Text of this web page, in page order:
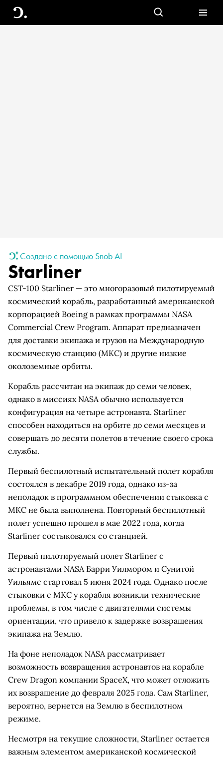
Создано с помощью Snob AI
Starliner
CST-100 Starliner — это многоразовый пилотируемый
космический корабль, разработанный американской
корпорацией Boeing в рамках программы NASA
Commercial Crew Program. Аппарат предназначен
для доставки экипажа и грузов на Международную
космическую станцию (МКС) и другие низкие
околоземные орбиты.
Корабль рассчитан на экипаж до семи человек,
однако в миссиях NASA обычно используется
конфигурация на четыре астронавта. Starliner
способен находиться на орбите до семи месяцев и
совершать до десяти полетов в течение своего срока
службы.
Первый беспилотный испытательный полет корабля
состоялся в декабре 2019 года, однако из-за
неполадок в программном обеспечении стыковка с
МКС не была выполнена. Повторный беспилотный
полет успешно прошел в мае 2022 года, когда
Starliner состыковался со станцией.
Первый пилотируемый полет Starliner с
астронавтами NASA Барри Уилмором и Сунитой
Уильямс стартовал 5 июня 2024 года. Однако после
стыковки с МКС у корабля возникли технические
проблемы, в том числе с двигателями системы
ориентации, что привело к задержке возвращения
экипажа на Землю.
На фоне неполадок NASA рассматривает
возможность возвращения астронавтов на корабле
Crew Dragon компании SpaceX, что может отложить
их возвращение до февраля 2025 года. Сам Starliner,
вероятно, вернется на Землю в беспилотном
режиме.
Несмотря на текущие сложности, Starliner остается
важным элементом американской космической